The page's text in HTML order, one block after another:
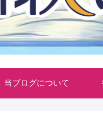
当ブログについて